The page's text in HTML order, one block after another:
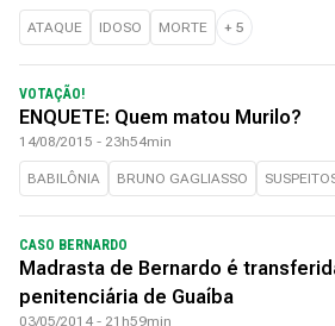
ATAQUE IDOSO MORTE + 5
VOTAÇÃO!
ENQUETE: Quem matou Murilo?
14/08/2015 - 23h54min
BABILÔNIA BRUNO GAGLIASSO
CASO BERNARDO
Madrasta de Bernardo é
penitenciária de Guaíba
03/05/2014 - 21h59min